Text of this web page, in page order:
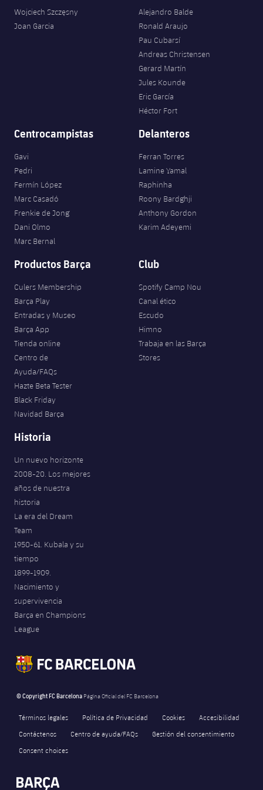
Jugadores
Noticias
Apúntate a las amateurs
plusicon
más
Carnet de las Secciones Amateurs
VALORANT Game Changers
Wojciech Szczęsny
Joan Garcia
Alejandro Balde
Ronald Araujo
Pau Cubarsí
Andreas Christensen
Gerard Martín
Jules Kounde
Eric García
Héctor Fort
Centrocampistas
Gavi
Pedri
Fermín López
Marc Casadó
Frenkie de Jong
Dani Olmo
Marc Bernal
Delanteros
Ferran Torres
Lamine Yamal
Raphinha
Roony Bardghji
Anthony Gordon
Karim Adeyemi
Productos Barça
Culers Membership
Barça Play
Entradas y Museo
Barça App
Tienda online
Centro de
Ayuda/FAQs
Hazte Beta Tester
Black Friday
Navidad Barça
Club
Spotify Camp Nou
Canal ético
Escudo
Himno
Trabaja en las Barça
Stores
Historia
Un nuevo horizonte
2008-20. Los mejores
años de nuestra
historia
La era del Dream
Team
1950-61. Kubala y su
tiempo
1899-1909.
Nacimiento y
supervivencia
Barça en Champions
League
© Copyright FC Barcelona Página Oficial del FC Barcelona
Términos legales Política de Privacidad Cookies
Accesibilidad
Contáctenos
Centro de ayuda/FAQs
Gestión del consentimiento
Consent choices